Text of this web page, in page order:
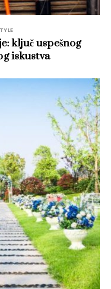
ključ uspešnog
iskustva